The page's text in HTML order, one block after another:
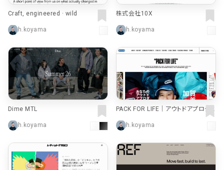
Craft, engineered · wild
h.koyama
株式会社10X
h.koyama
Dime MTL
h.koyama
PACK FOR LIFE｜アウトドアプロダ
h.koyama